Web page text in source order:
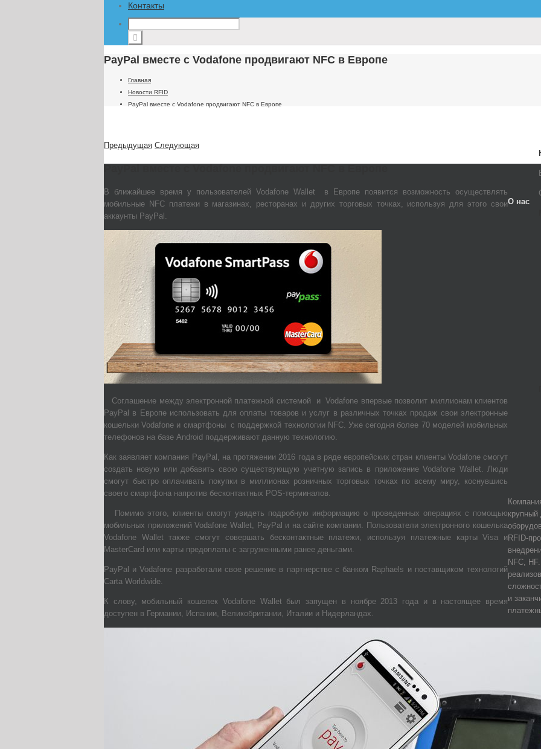
Контакты
PayPal вместе с Vodafone продвигают NFC в Европе
Главная
Новости RFID
PayPal вместе с Vodafone продвигают NFC в Европе
Предыдущая Следующая
В ближайшее время у пользователей Vodafone Wallet в Европе появится возможность осуществлять
мобильные NFC платежи в магазинах, ресторанах и других торговых точках, используя для этого свои
аккаунты PayPal.
Соглашение между электронной платежной системой и Vodafone впервые позволит миллионам клиентов
PayPal в Европе использовать для оплаты товаров и услуг в различных точках продаж свои электронные
кошельки Vodafone и смартфоны с поддержкой технологии NFC. Уже сегодня более 70 моделей мобильных
телефонов на базе Android поддерживают данную технологию.
Как заявляет компания PayPal, на протяжении 2016 года в ряде европейских стран клиенты Vodafone смогут
создать новую или добавить свою существующую учетную запись в приложение Vodafone Wallet. Люди
смогут быстро оплачивать покупки в миллионах розничных торговых точках по всему миру, коснувшись
своего смартфона напротив бесконтактных POS-терминалов.
Помимо этого, клиенты смогут увидеть подробную информацию о проведенных операциях с помощью
мобильных приложений Vodafone Wallet, PayPal и на сайте компании. Пользователи электронного кошелька
Vodafone Wallet также смогут совершать бесконтактные платежи, используя платежные карты Visa и
MasterCard или карты предоплаты с загруженными ранее деньгами.
PayPal и Vodafone разработали свое решение в партнерстве с банком Raphaels и поставщиком технологий
Carta Worldwide.
К слову, мобильный кошелек Vodafone Wallet был запущен в ноябре 2013 года и в настоящее время
доступен в Германии, Испании, Великобритании, Италии и Нидерландах.
О нас
крупный
RFID-
NFC,
и